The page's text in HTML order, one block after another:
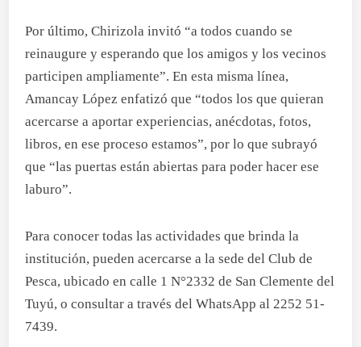
Por último, Chirizola invitó “a todos cuando se
reinaugure y esperando que los amigos y los vecinos
participen ampliamente”. En esta misma línea,
Amancay López enfatizó que “todos los que quieran
acercarse a aportar experiencias, anécdotas, fotos,
libros, en ese proceso estamos”, por lo que subrayó
que “las puertas están abiertas para poder hacer ese
laburo”.
Para conocer todas las actividades que brinda la
institución, pueden acercarse a la sede del Club de
Pesca, ubicado en calle 1 N°2332 de San Clemente del
Tuyú, o consultar a través del WhatsApp al 2252 51-
7439.